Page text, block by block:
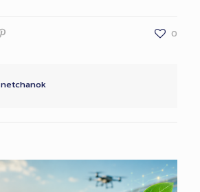
0
netchanok